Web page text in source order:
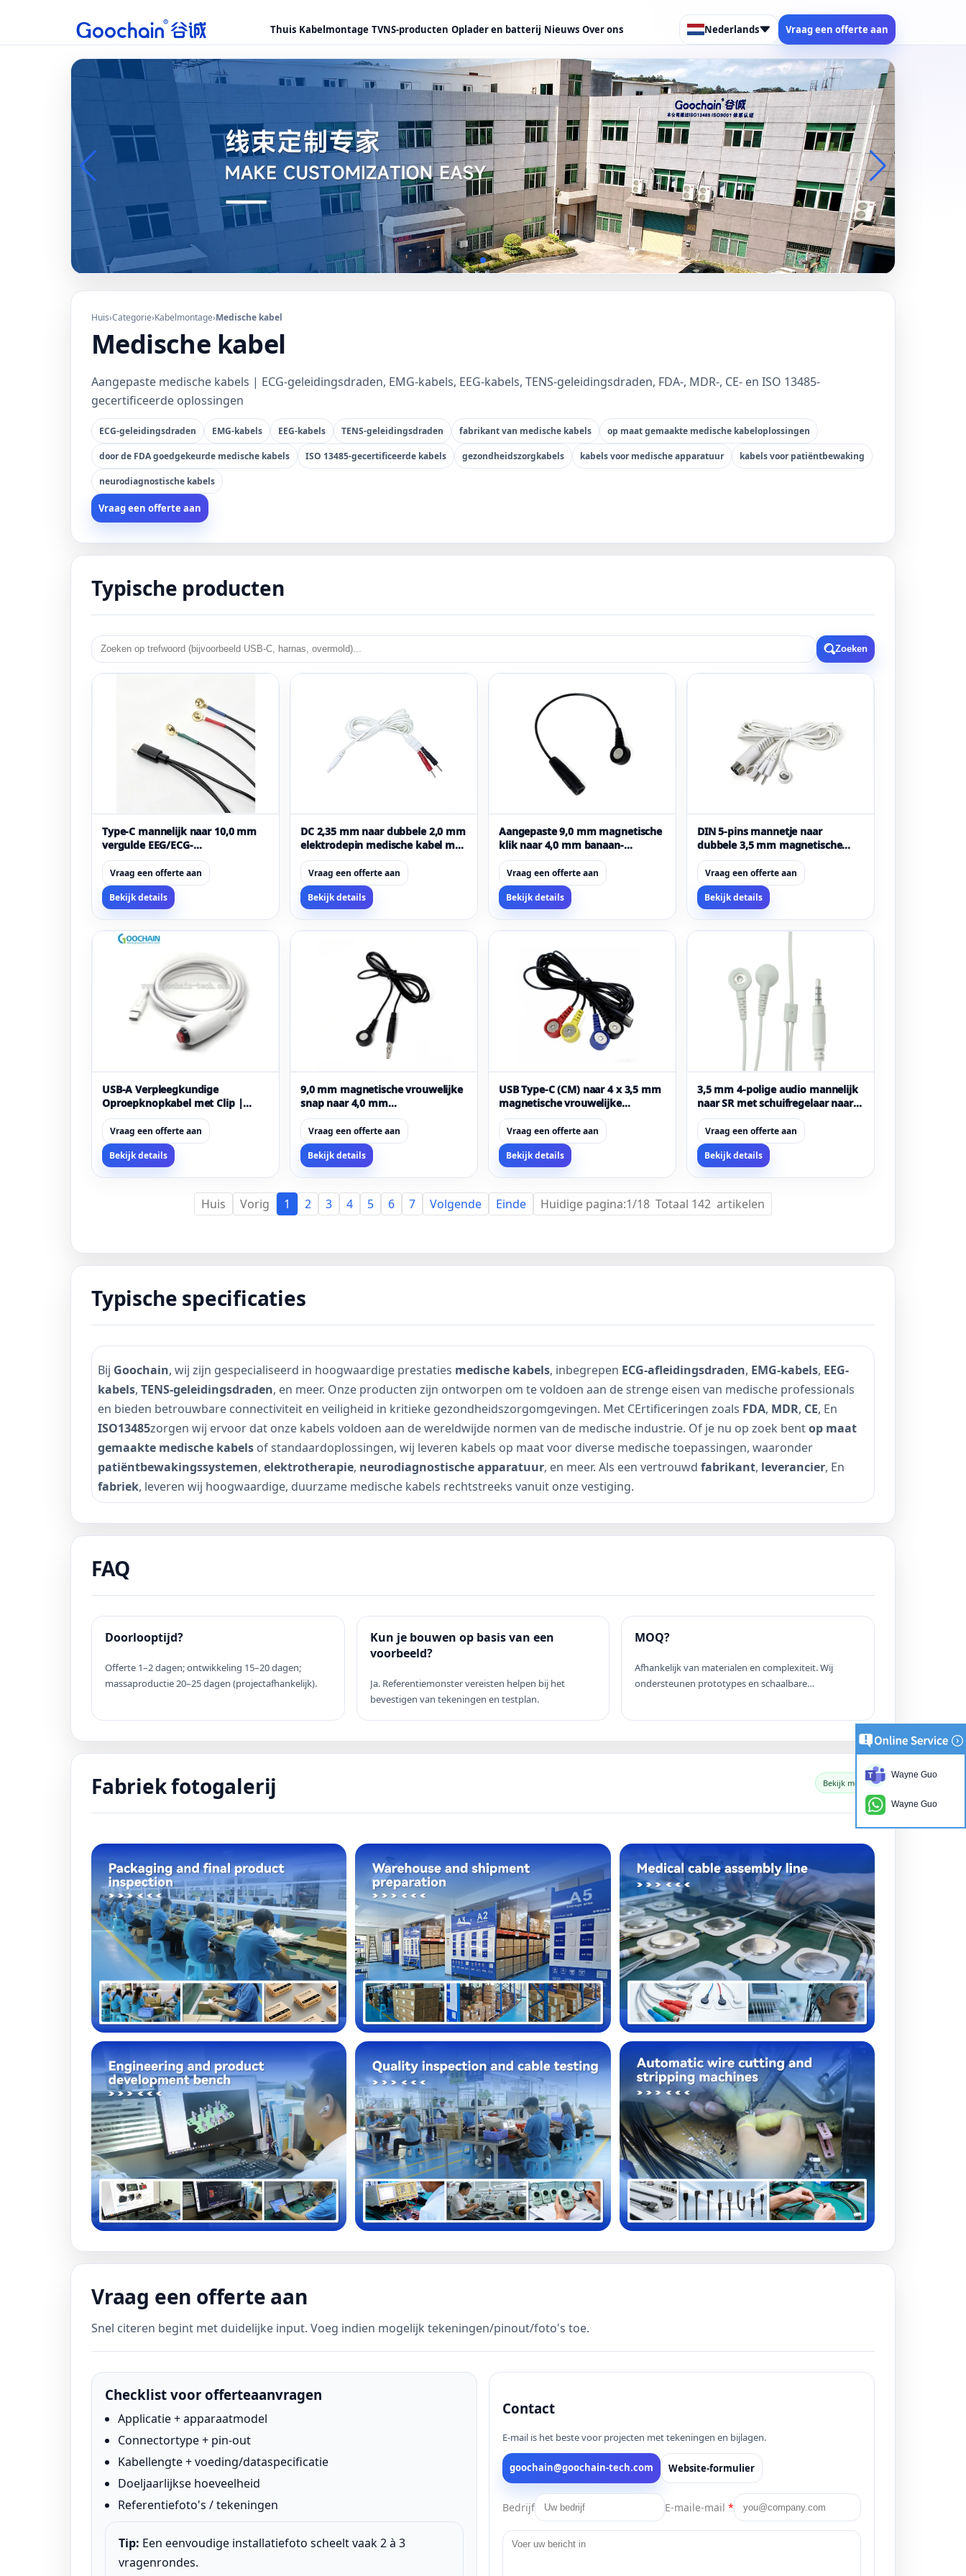
Thuis Kabelmontage TVNS-producten Oplader en batterij Nieuws Over ons Nederlands Vraag een offerte aan
Huis›Categorie›Kabelmontage›Medische kabel
Medische kabel
Aangepaste medische kabels | ECG-geleidingsdraden, EMG-kabels, EEG-kabels, TENS-geleidingsdraden, FDA-, MDR-, CE- en ISO 13485-
gecertificeerde oplossingen
ECG-geleidingsdraden EMG-kabels EEG-kabels TENS-geleidingsdraden fabrikant van medische kabels op maat gemaakte medische kabeloplossingen
door de FDA goedgekeurde medische kabels ISO 13485-gecertificeerde kabels gezondheidszorgkabels kabels voor medische apparatuur kabels voor patiëntbewaking
neurodiagnostische kabels
Vraag een offerte aan
Typische producten
Zoeken
Type-C mannelijk naar 10,0 mm
vergulde EEG/ECG-
elektrodebekerkabel | Fabrikant
van aangepaste medische
signaalverwervingskabels
Vraag een offerte aan
Bekijk details
DC 2,35 mm naar dubbele 2,0 mm
elektrodepin medische kabel met
drievoudige schuifregelaar –
TENS/EMS fysiotherapie-
geleidingsdraad
Vraag een offerte aan
Bekijk details
Aangepaste 9,0 mm magnetische
klik naar 4,0 mm banaan-
vrouwelijke medische
kabelfabrikant | ISO 13485-
gecertificeerd
Vraag een offerte aan
Bekijk details
DIN 5-pins mannetje naar
dubbele 3,5 mm magnetische
snap-vrouwtje en dubbele 2,0
mm pin-elektrode medische
kabel
Vraag een offerte aan
Bekijk details
USB-A Verpleegkundige
Oproepknopkabel met Clip |
Noodoproep-
drukknopschakelaarkabel voor
medische en zorgsystemen
Vraag een offerte aan
Bekijk details
9,0 mm magnetische vrouwelijke
snap naar 4,0 mm
banaanstekkerkabel – medische
kwaliteit (ISO 13485/9001
gecertificeerd, aanpasbaar)
Vraag een offerte aan
Bekijk details
USB Type-C (CM) naar 4 x 3,5 mm
magnetische vrouwelijke
kliktherapiekabel | Fabrikant van
4-kanaals medische kabels
Vraag een offerte aan
Bekijk details
3,5 mm 4-polige audio mannelijk
naar SR met schuifregelaar naar
dubbele 2,5 mm vrouwelijke
snap-elektrodekabel (1-naar-2
medische geleidingsdraad)
Vraag een offerte aan
Bekijk details
Huis Vorig 1 2 3 4 5 6 7 Volgende Einde Huidige pagina:1/18 Totaal 142 artikelen
Typische specificaties
Bij Goochain, wij zijn gespecialiseerd in hoogwaardige prestaties medische kabels, inbegrepen ECG-afleidingsdraden, EMG-kabels, EEG-
kabels, TENS-geleidingsdraden, en meer. Onze producten zijn ontworpen om te voldoen aan de strenge eisen van medische professionals
en bieden betrouwbare connectiviteit en veiligheid in kritieke gezondheidszorgomgevingen. Met CErtificeringen zoals FDA, MDR, CE, En
ISO13485zorgen wij ervoor dat onze kabels voldoen aan de wereldwijde normen van de medische industrie. Of je nu op zoek bentop maat
gemaakte medische kabels of standaardoplossingen, wij leveren kabels op maat voor diverse medische toepassingen, waaronder
patiëntbewakingssystemen, elektrotherapie, neurodiagnostische apparatuur, en meer. Als een vertrouwd fabrikant, leverancier, En
fabriek, leveren wij hoogwaardige, duurzame medische kabels rechtstreeks vanuit onze vestiging.
FAQ
Doorlooptijd?
Offerte 1–2 dagen; ontwikkeling 15–20 dagen;
massaproductie 20–25 dagen (projectafhankelijk).
Kun je bouwen op basis van een
voorbeeld?
Ja. Referentiemonster vereisten helpen bij het
bevestigen van tekeningen en testplan.
MOQ?
Afhankelijk van materialen en complexiteit. Wij
ondersteunen prototypes en schaalbare
Fabriek fotogalerij Bekijk meer
Vraag een offerte aan
Snel citeren begint met duidelijke input. Voeg indien mogelijk tekeningen/pinout/foto's toe.
Checklist voor offerteaanvragen
Applicatie + apparaatmodel
Connectortype + pin-out
Kabellengte + voeding/dataspecificatie
Doeljaarlijkse hoeveelheid
Referentiefoto's / tekeningen
Tip: Een eenvoudige installatiefoto scheelt vaak 2 à 3
vragenrondes.
Contact
E-mail is het beste voor projecten met tekeningen en bijlagen.
goochain@goochain-tech.com Website-formulier
Bedrijf E-maile-mail*
Wayne Guo
Wayne Guo